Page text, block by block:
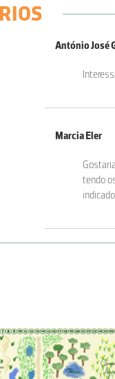
António José
Marcia Eler
tendo